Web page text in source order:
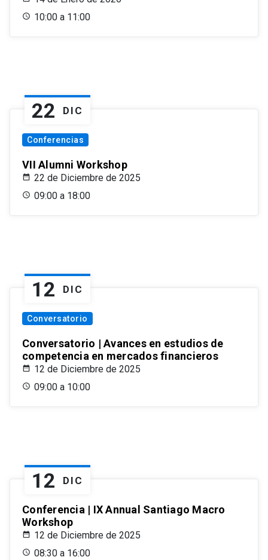
10:00 a 11:00
22 DIC
Conferencias
VII Alumni Workshop
22 de Diciembre de 2025
09:00 a 18:00
12 DIC
Conversatorio
Conversatorio | Avances en estudios de
competencia en mercados financieros
12 de Diciembre de 2025
09:00 a 10:00
12 DIC
Conferencia | IX Annual Santiago Macro
Workshop
12 de Diciembre de 2025
08:30 a 16:00